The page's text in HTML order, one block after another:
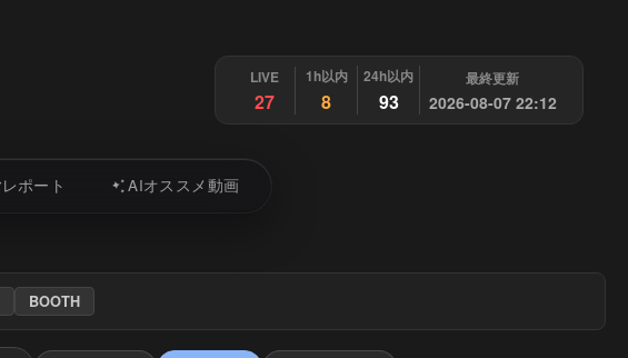
LIVE
27
1h以内
8
24h以内
93
最終更新
2026-08-07 22:12
レポート AIオススメ動画
BOOTH